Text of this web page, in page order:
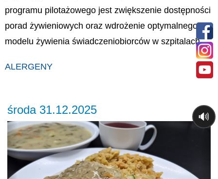
programu pilotażowego jest zwiększenie dostępności
porad żywieniowych oraz wdrożenie optymalnego
modelu żywienia świadczeniobiorców w szpitalach.
ALERGENY
środa 31.12.2025
Previous
🔊